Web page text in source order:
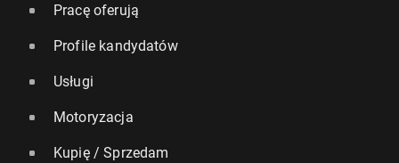
Pracę oferują
Profile kandydatów
Usługi
Motoryzacja
Kupię / Sprzedam